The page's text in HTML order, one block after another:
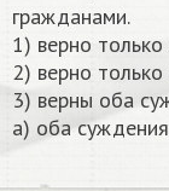
гражданами.
1) верно
2) верно
3) верны оба
а) оба